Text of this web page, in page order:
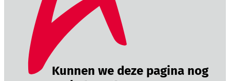
Kunnen we deze pagina nog